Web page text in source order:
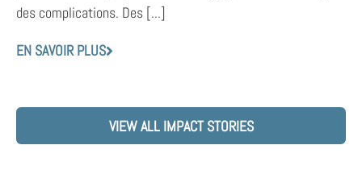
des complications. Des [...]
EN SAVOIR PLUS
VIEW ALL IMPACT STORIES